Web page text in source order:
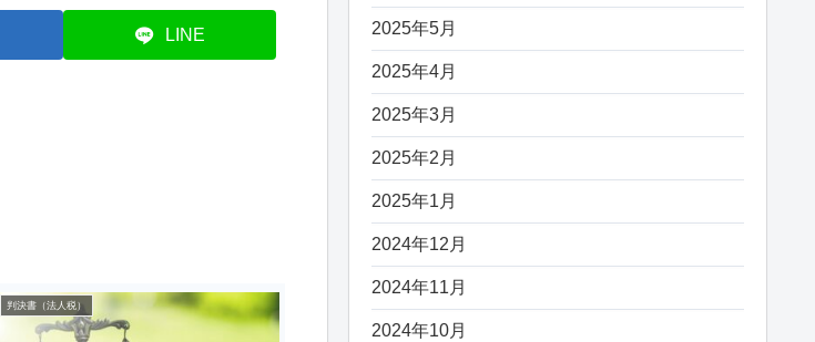
LINE
判決書（法人税）
2025年5月
2025年4月
2025年3月
2025年2月
2025年1月
2024年12月
2024年11月
2024年10月